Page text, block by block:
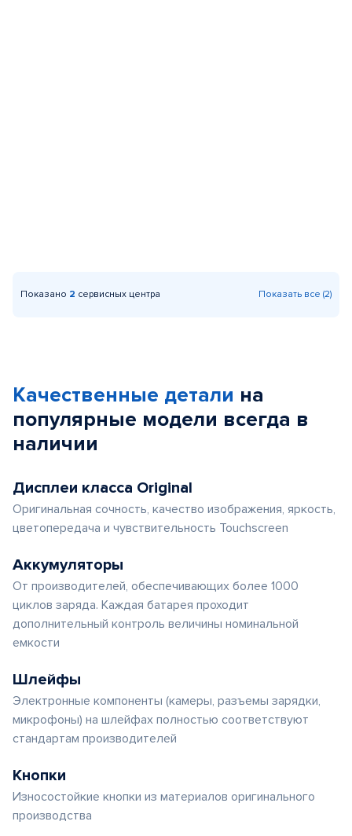
Показано 2 сервисных центра Показать все (2)
Качественные детали на
популярные модели всегда в
наличии
Дисплеи класса Original
Оригинальная сочность, качество изображения, яркость,
цветопередача и чувствительность Touchscreen
Аккумуляторы
От производителей, обеспечивающих более 1000
циклов заряда. Каждая батарея проходит
дополнительный контроль величины номинальной
емкости
Шлейфы
Электронные компоненты (камеры, разъемы зарядки,
микрофоны) на шлейфах полностью соответствуют
стандартам производителей
Кнопки
Износостойкие кнопки из материалов оригинального
производства